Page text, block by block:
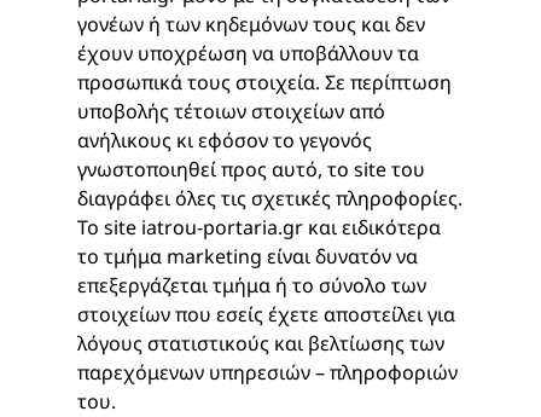
γονέων ή των κηδεμόνων τους και δεν
έχουν υποχρέωση να υποβάλλουν τα
προσωπικά τους στοιχεία. Σε περίπτωση
υποβολής τέτοιων στοιχείων από
ανήλικους κι εφόσον το γεγονός
γνωστοποιηθεί προς αυτό, το site του
διαγράφει όλες τις σχετικές πληροφορίες.
Το site iatrou-portaria.gr και ειδικότερα
το τμήμα marketing είναι δυνατόν να
επεξεργάζεται τμήμα ή το σύνολο των
στοιχείων που εσείς έχετε αποστείλει για
λόγους στατιστικούς και βελτίωσης των
παρεχόμενων υπηρεσιών – πληροφοριών
του.